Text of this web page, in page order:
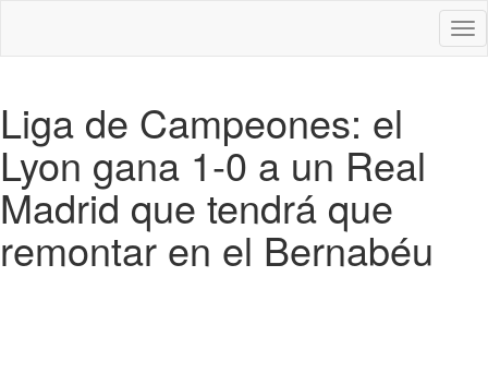
Liga de Campeones: el
Lyon gana 1-0 a un Real
Madrid que tendrá que
remontar en el Bernabéu